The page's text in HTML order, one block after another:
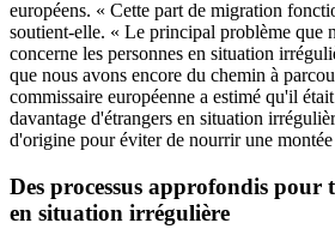
européens. « Cette part de migration
soutient-elle. « Le principal problème que
concerne les personnes en situation
que nous avons encore du chemin à
commissaire européenne a estimé qu'il
davantage d'étrangers en situation
d'origine pour éviter de nourrir une
Des processus approfondis pour
en situation irrégulière